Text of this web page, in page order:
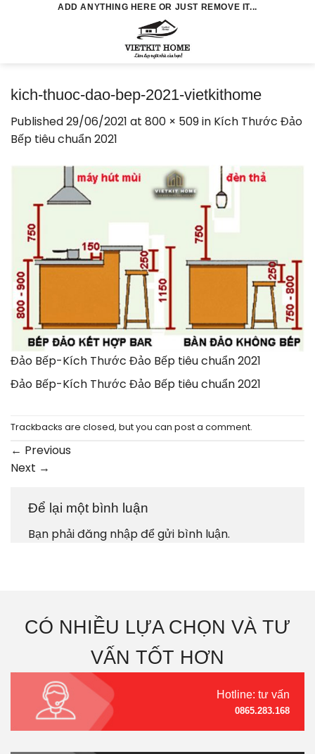
ADD ANYTHING HERE OR JUST REMOVE IT...
kich-thuoc-dao-bep-2021-vietkithome
Published29/06/2021 at 800 × 509in Kích Thước Đảo
Bếp tiêu chuẩn 2021
Đảo Bếp-Kích Thước Đảo Bếp tiêu chuẩn 2021
Đảo Bếp-Kích Thước Đảo Bếp tiêu chuẩn 2021
Trackbacks are closed, but you can post a comment.
← Previous
Next →
Để lại một bình luận
Bạn phảiđăng nhậpđể gửi bình luận.
CÓ NHIỀU LỰA CHỌN VÀ TƯ
VẤN TỐT HƠN
Hotline: tư vấn
0865.283.168